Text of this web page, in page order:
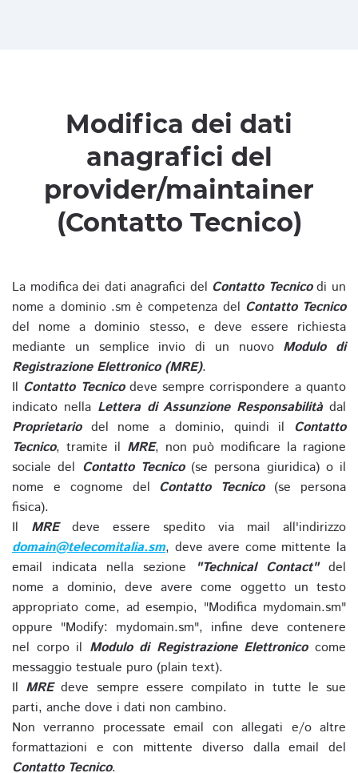
Modifica dei dati
anagrafici del
provider/maintainer
(Contatto Tecnico)
La modifica dei dati anagrafici del Contatto Tecnicodi un
nome a dominio .sm è competenza del Contatto Tecnico
del nome a dominio stesso, e deve essere richiesta
mediante un semplice invio di un nuovo Modulo di
Registrazione Elettronico (MRE).
Il Contatto Tecnicodeve sempre corrispondere a quanto
indicato nella Lettera di Assunzione Responsabilitàdal
Proprietariodel nome a dominio, quindi il Contatto
Tecnico, tramite il MRE, non può modificare la ragione
sociale del Contatto Tecnico(se persona giuridica) o il
nome e cognome del Contatto Tecnico(se persona
fisica).
Il MREdeve essere spedito via mail all'indirizzo
domain@telecomitalia.sm, deve avere come mittente la
email indicata nella sezione
"Technical Contact"del
nome a dominio, deve avere come oggetto un testo
appropriato come, ad esempio, "Modifica mydomain.sm"
oppure "Modify: mydomain.sm", infine deve contenere
nel corpo il Modulo di Registrazione Elettronicocome
messaggio testuale puro (plain text).
Il MREdeve sempre essere compilato in tutte le sue
parti, anche dove i dati non cambino.
Non verranno processate email con allegati e/o altre
formattazioni e con mittente diverso dalla email del
Contatto Tecnico.